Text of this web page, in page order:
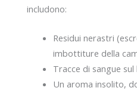
includono:
Residui nerastri
imbottiture della
Tracce di sangue
Un aroma insolito,